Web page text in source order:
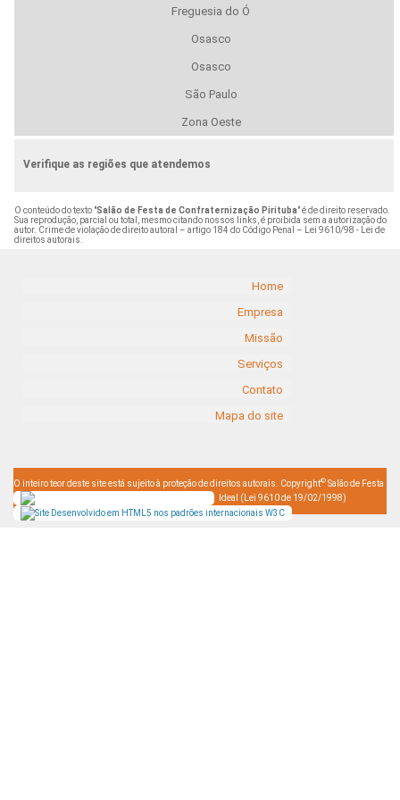
Freguesia do Ó
Osasco
Osasco
São Paulo
Zona Oeste
Verifique as regiões que atendemos
O conteúdo do texto "Salão de Festa de Confraternização Pirituba" é de direito reservado.
Sua reprodução, parcial ou total, mesmo citando nossos links, é proibida sem a autorização do
autor. Crime de violação de direito autoral – artigo 184 do Código Penal – Lei 9610/98 - Lei de
direitos autorais.
Home
Empresa
Missão
Serviços
Contato
Mapa do site
O inteiro teor deste site está sujeito à proteção de direitos autorais. Copyright© Salão de Festa
Ideal (Lei 9610 de 19/02/1998)